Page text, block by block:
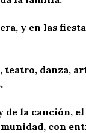
y en las
danza,
de la canción,
con